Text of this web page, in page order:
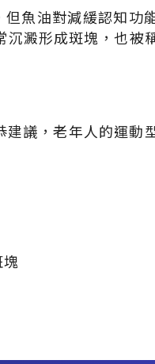
魚油對減緩認知功
澱形成斑塊，也被
議，老年人的運動